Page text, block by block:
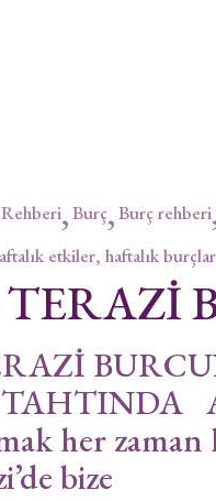
Burç Burç rehberi
etkiler, haftalık burçlar
TERAZİ
her
bize